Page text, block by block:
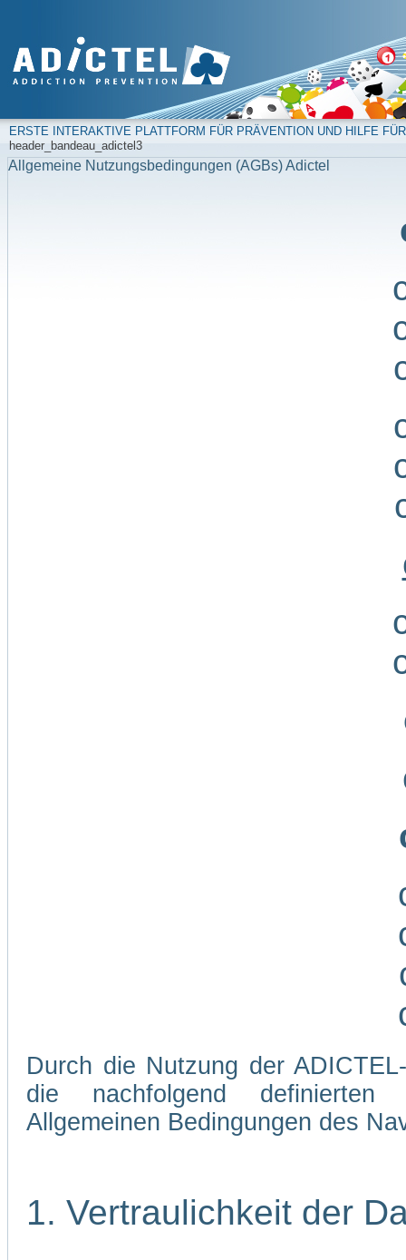
ERSTE INTERAKTIVE PLATTFORM FÜR PRÄVENTION UND HILFE
header_bandeau_adictel3
Allgemeine Nutzungsbedingungen (AGBs) Adictel
Durch die Nutzung der
die nachfolgend definierten
Allgemeinen Bedingungen des
1. Vertraulichkeit der